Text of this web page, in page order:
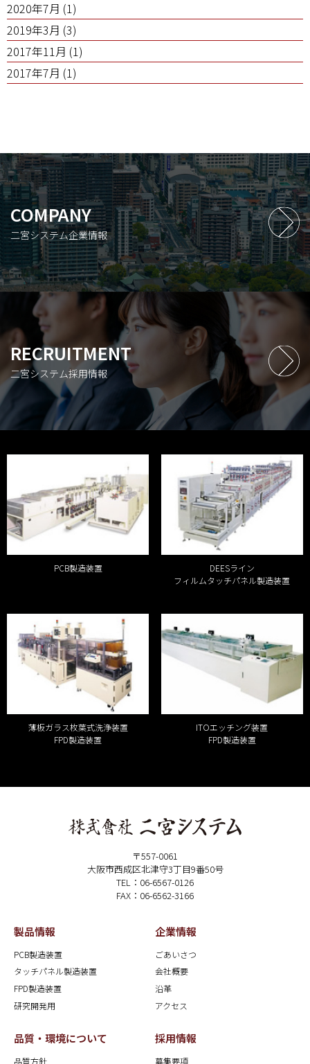
2020年7月 (1)
2019年3月 (3)
2017年11月 (1)
2017年7月 (1)
COMPANY
二宮システム企業情報
RECRUITMENT
二宮システム採用情報
PCB製造装置
DEESライン
フィルムタッチパネル製造装置
薄板ガラス枚葉式洗浄装置
FPD製造装置
ITOエッチング装置
FPD製造装置
〒557-0061
大阪市西成区北津守3丁目9番50号
TEL：06-6567-0126
FAX：06-6562-3166
製品情報
PCB製造装置
タッチパネル製造装置
FPD製造装置
研究開発用
企業情報
ごあいさつ
会社概要
沿革
アクセス
品質・環境について
品質方針
採用情報
募集要項